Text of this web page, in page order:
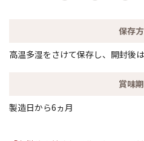
保存
高温多湿をさけて保存し、開封後
賞味
製造日から6ヵ月